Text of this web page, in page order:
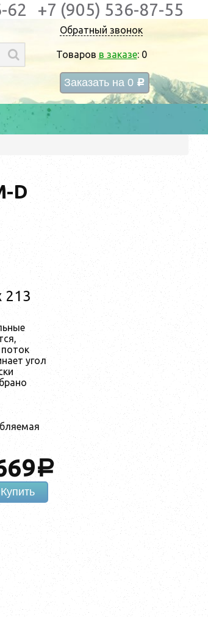
Обратный звонок
Товаров в заказе: 0
Заказать на 0 c
62 +7 (905) 536-87-55
D
213
угол
a
Купить